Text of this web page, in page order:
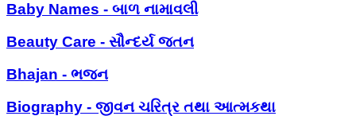
Baby Names - બાળ નામાવલી
Beauty Care - સૌન્દર્ય જતન
Bhajan - ભજન
Biography - જીવન ચરિત્ર તથા આત્મકથા